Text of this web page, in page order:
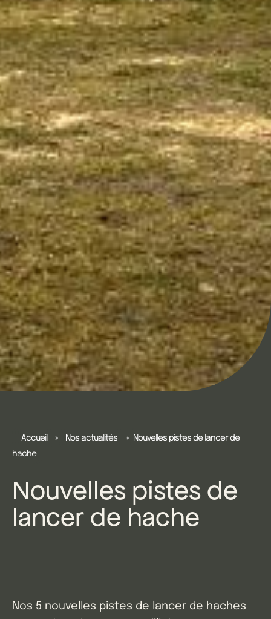
Accueil » Nos actualités »
Nouvelles pistes de lancer de
hache
Nouvelles pistes de
lancer de hache
Nos 5 nouvelles pistes de lancer de haches